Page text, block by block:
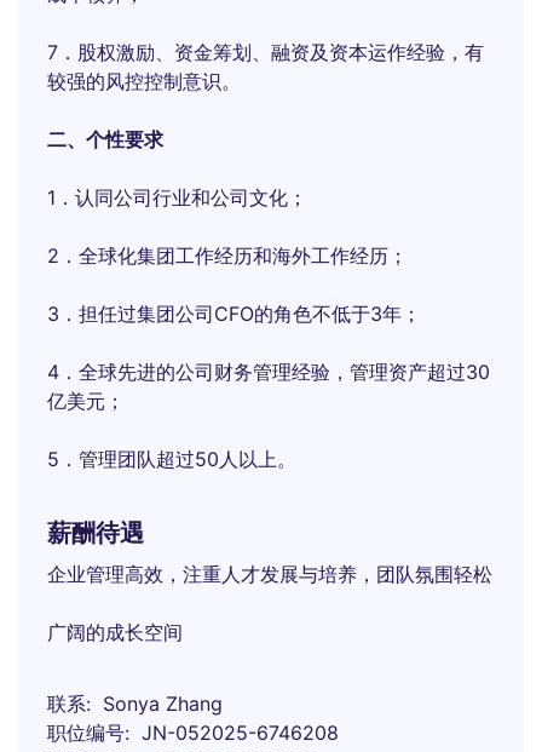
7．股权激励、资金筹划、融资及资本运作经验，有
较强的风控控制意识。
二、个性要求
1．认同公司行业和公司文化；
2．全球化集团工作经历和海外工作经历；
3．担任过集团公司CFO的角色不低于3年；
4．全球先进的公司财务管理经验，管理资产超过30
亿美元；
5．管理团队超过50人以上。
薪酬待遇
企业管理高效，注重人才发展与培养，团队氛围轻松
广阔的成长空间
联系
Sonya Zhang
职位编号
JN-052025-6746208